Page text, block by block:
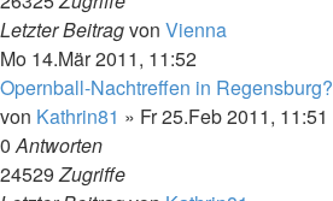
Letzter Beitragvon Vienna
Mo 14.Mär 2011, 11:52
Opernball-Nachtreffen in Regensburg?
von Kathrin81 » Fr 25.Feb 2011, 11:51
0Antworten
24529Zugriffe